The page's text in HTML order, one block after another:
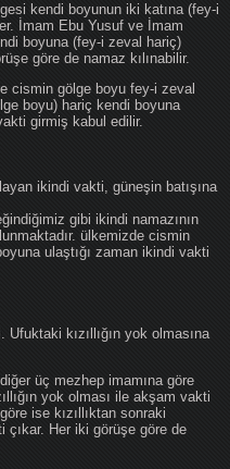
kendi boyunun iki katına (fey-i
İmam Ebu Yusuf ve İmam
boyuna (fey-i zeval hariç)
göre de namaz kılınabilir.
cismin gölge boyu fey-i zeval
boyu) hariç kendi boyuna
girmiş kabul edilir.
ikindi vakti, güneşin batışına
gibi ikindi namazının
ülkemizde cismin
ulaştığı zaman ikindi vakti
kızıllığın yok olmasına
üç mezhep imamına göre
yok olması ile akşam vakti
ise kızıllıktan sonraki
çıkar. Her iki görüşe göre de